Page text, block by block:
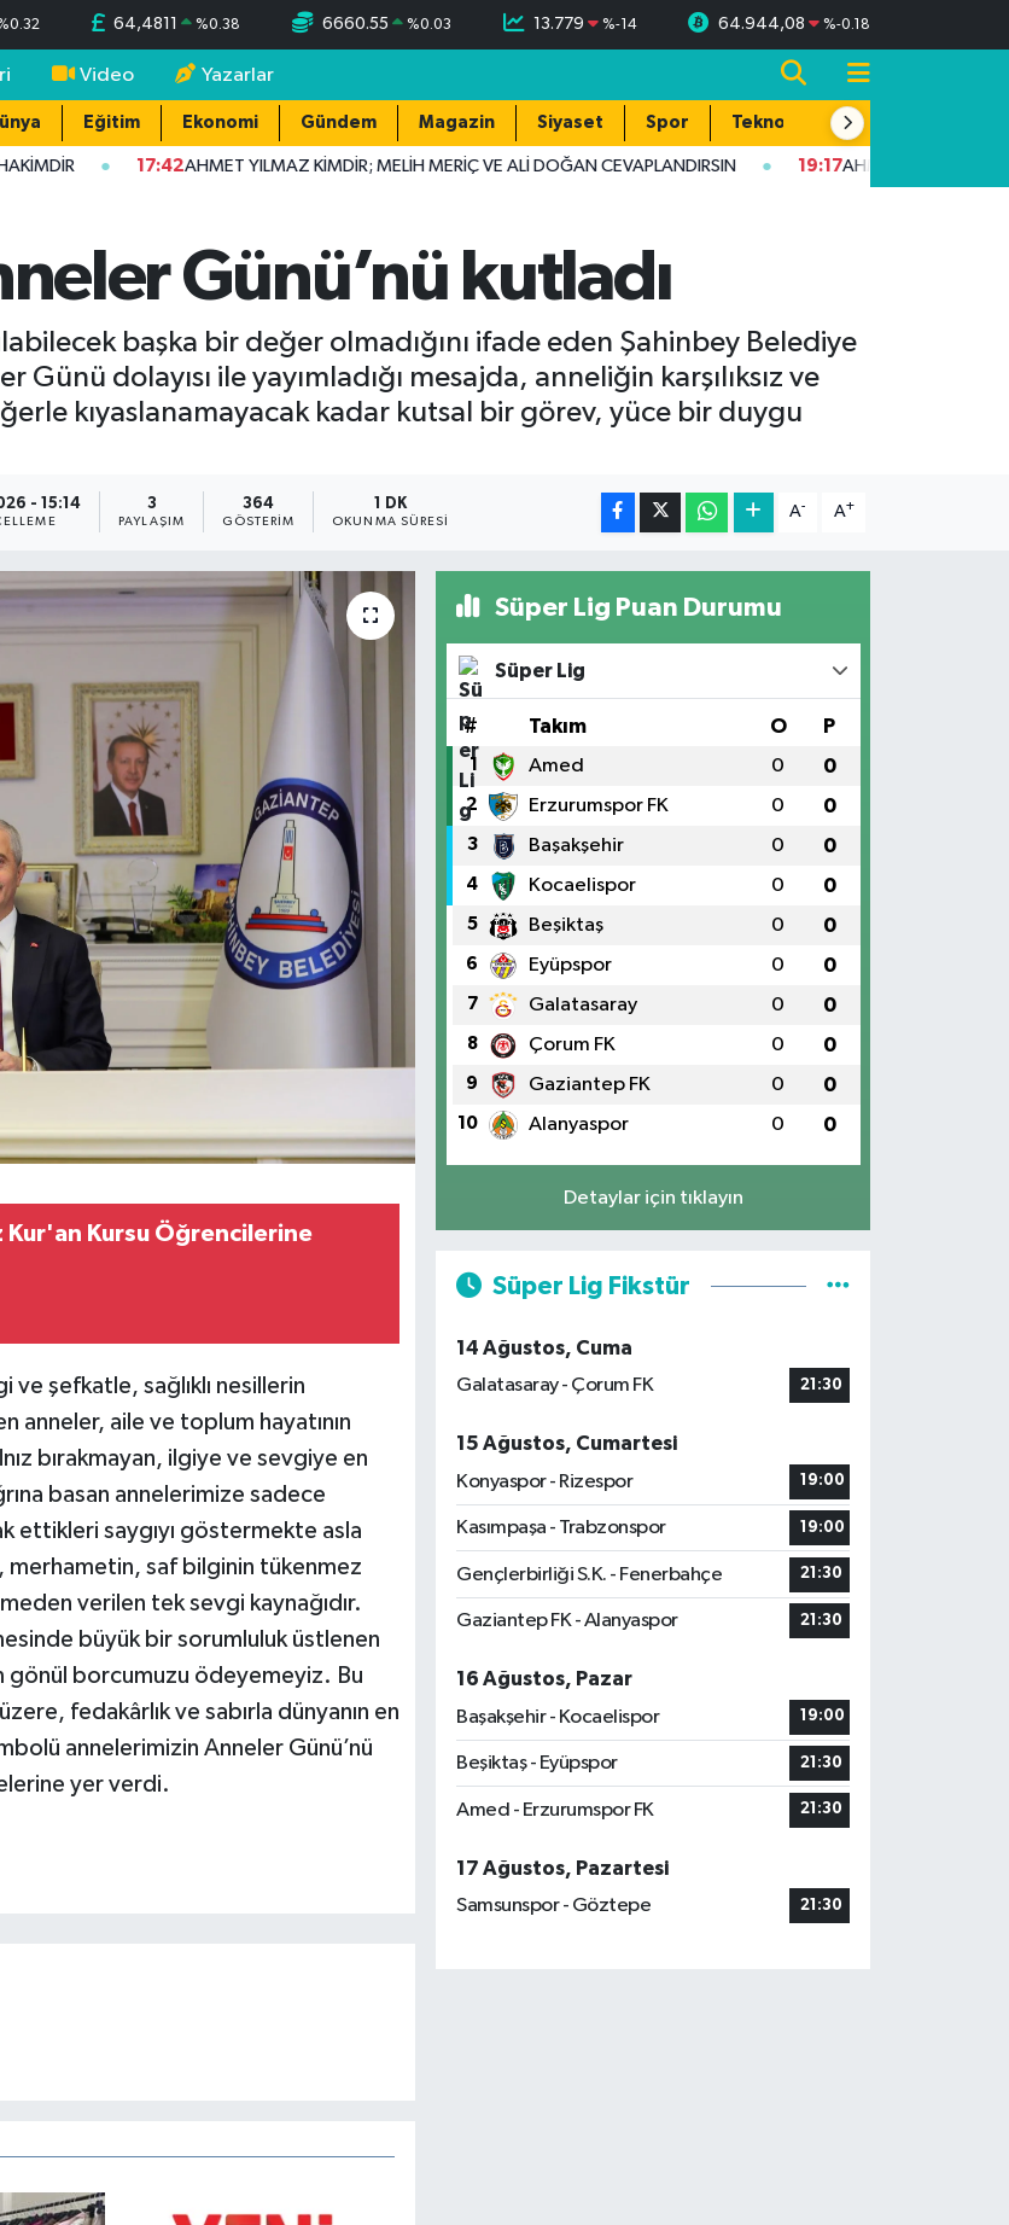
0.32 64,4811 %0.38 6660.55 %0.03 13.779 %-14 64.944,08 %-0.18
Video Yazarlar
Eğitim Ekonomi Gündem Magazin Siyaset Spor Teknoloji
17:42AHMET YILMAZ KİMDİR; MELİH MERİÇ VE ALİ DOĞAN CEVAPLANDIRSIN 19:17AHMET YILMAZ
Günü’nü kutladı
başka bir değer olmadığını ifade eden Şahinbey Belediye
dolayısı ile yayımladığı mesajda, anneliğin karşılıksız ve
kıyaslanamayacak kadar kutsal bir görev, yüce bir duygu
- 15:14 3
PAYLAŞIM
364
GÖSTERIM
1 DK
OKUNMA SÜRESI
A- A+
Kur'an Kursu Öğrencilerine
ve şefkatle, sağlıklı nesillerin
aile ve toplum hayatının
bırakmayan, ilgiye ve sevgiye en
basan annelerimize sadece
ettikleri saygıyı göstermekte asla
saf bilginin tükenmez
verilen tek sevgi kaynağıdır.
büyük bir sorumluluk üstlenen
gönül borcumuzu ödeyemeyiz. Bu
fedakârlık ve sabırla dünyanın en
annelerimizin Anneler Günü’nü
yer verdi.
Süper Lig Puan Durumu
Süper Lig
# Takım O P
1 Amed 0 0
2 Erzurumspor FK 0 0
3 Başakşehir 0 0
4 Kocaelispor 0 0
5 Beşiktaş 0 0
6 Eyüpspor 0 0
7 Galatasaray 0 0
8 Çorum FK 0 0
9 Gaziantep FK 0 0
10 Alanyaspor 0 0
Detaylar için tıklayın
Süper Lig Fikstür
14 Ağustos, Cuma
Galatasaray - Çorum FK
21:30
15 Ağustos, Cumartesi
Konyaspor - Rizespor
19:00
Kasımpaşa - Trabzonspor 19:00
Gençlerbirliği S.K. - Fenerbahçe 21:30
Gaziantep FK - Alanyaspor 21:30
16 Ağustos, Pazar
Başakşehir - Kocaelispor
19:00
Beşiktaş - Eyüpspor 21:30
Amed - Erzurumspor FK 21:30
17 Ağustos, Pazartesi
Samsunspor - Göztepe
21:30